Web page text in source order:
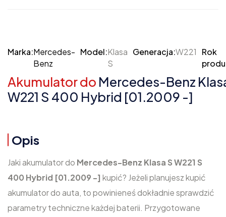
Marka:Mercedes-
Benz
Model:Klasa
S
Generacja:W221
Rok
Akumulator do Mercedes-Benz
W221 S 400 Hybrid [01.2009 -]
Opis
Jaki akumulator do Mercedes-Benz Klasa S W221 S
400 Hybrid [01.2009 -] kupić? Jeżeli planujesz kupić
akumulator do auta, to powinieneś dokładnie sprawdzić
parametry techniczne każdej baterii. Przygotowane